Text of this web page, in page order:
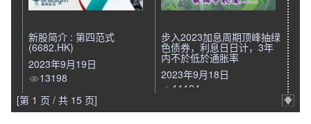
新股简介 : 第四范式
(6682.HK)
2023年9月19日
13198
步入2023加息周期顶峰抽绿
色债券，利息日日计，3年
内不於低於通胀率
2023年9月18日
11124
[第 1 页 / 共 15 页]